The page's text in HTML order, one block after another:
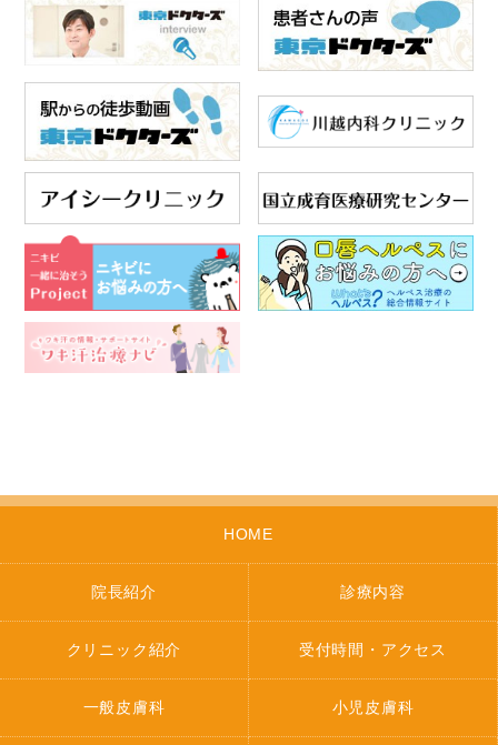
HOME
院長紹介 診療内容
クリニック紹介 受付時間・アクセス
一般皮膚科 小児皮膚科